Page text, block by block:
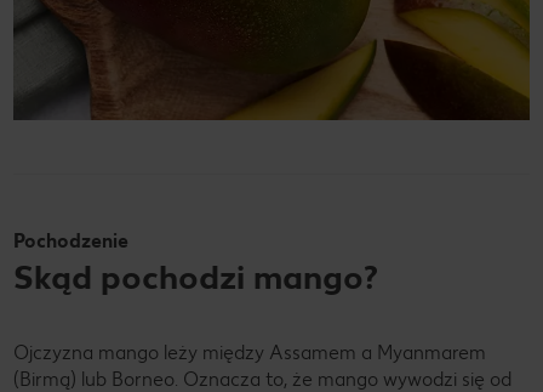
Pochodzenie
Skąd pochodzi mango?
Ojczyzna mango leży między Assamem a Myanmarem
(Birmą) lub Borneo. Oznacza to, że mango wywodzi się od